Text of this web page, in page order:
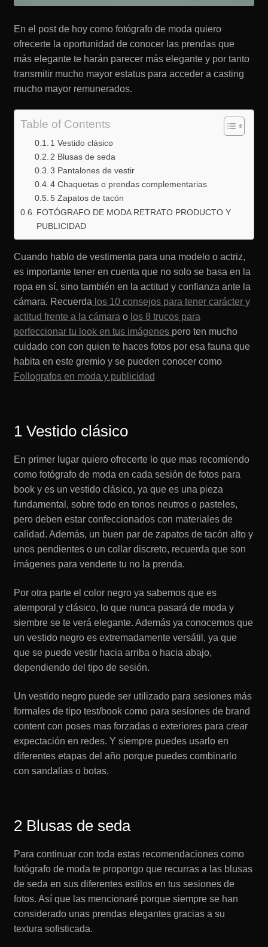
En el post de hoy como fotógrafo de moda quiero
ofrecerte la oportunidad de conocer las prendas que
más elegante te harán parecer más elegante y por tanto
transmitir mucho mayor estatus para acceder a casting
mucho mayor remunerados.
Table of Contents
1 Vestido clásico
2 Blusas de seda
3 Pantalones de vestir
4 Chaquetas o prendas complementarias
5 Zapatos de tacón
FOTÓGRAFO DE MODA RETRATO PRODUCTO Y
PUBLICIDAD
Cuando hablo de vestimenta para una modelo o actriz,
es importante tener en cuenta que no solo se basa en la
ropa en sí, sino también en la actitud y confianza ante la
cámara. Recuerda los 10 consejos para tener carácter y
actitud frente a la cámara o los 8 trucos para
perfeccionar tu look en tus imágenes pero ten mucho
cuidado con con quien te haces fotos por esa fauna que
habita en este gremio y se pueden conocer como
Follografos en moda y publicidad
1 Vestido clásico
En primer lugar quiero ofrecerte lo que mas recomiendo
como fotógrafo de moda en cada sesión de fotos para
book y es un vestido clásico, ya que es una pieza
fundamental, sobre todo en tonos neutros o pasteles,
pero deben estar confeccionados con materiales de
calidad. Además, un buen par de zapatos de tacón alto y
unos pendientes o un collar discreto, recuerda que son
imágenes para venderte tu no la prenda.
Por otra parte el color negro ya sabemos que es
atemporal y clásico, lo que nunca pasará de moda y
siembre se te verá elegante. Además ya conocemos que
un vestido negro es extremadamente versátil, ya que
que se puede vestir hacia arriba o hacia abajo,
dependiendo del tipo de sesión.
Un vestido negro puede ser utilizado para sesiones más
formales de tipo test/book como para sesiones de brand
content con poses mas forzadas o exteriores para crear
expectación en redes. Y siempre puedes usarlo en
diferentes etapas del año porque puedes combinarlo
con sandalias o botas.
2 Blusas de seda
Para continuar con toda estas recomendaciones como
fotógrafo de moda te propongo que recurras a las blusas
de seda en sus diferentes estilos en tus sesiones de
fotos. Así que las mencionaré porque siempre se han
considerado unas prendas elegantes gracias a su
textura sofisticada.